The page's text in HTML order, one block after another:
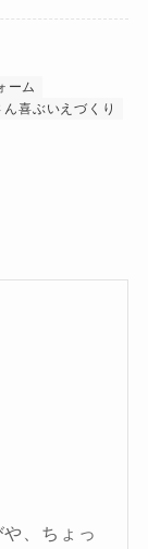
ーム
ん喜ぶいえづくり
、ちょっ